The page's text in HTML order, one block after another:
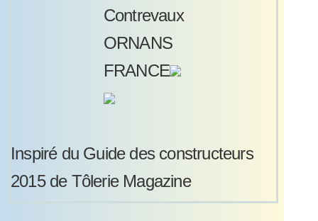
Contrevaux
ORNANS
FRANCE
Inspiré du Guide des constructeurs
2015 de Tôlerie Magazine